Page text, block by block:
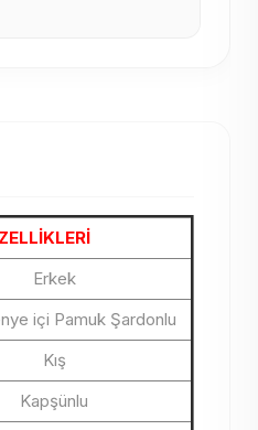
Erkek
içi Pamuk Şardonlu
Kış
Kapşünlu